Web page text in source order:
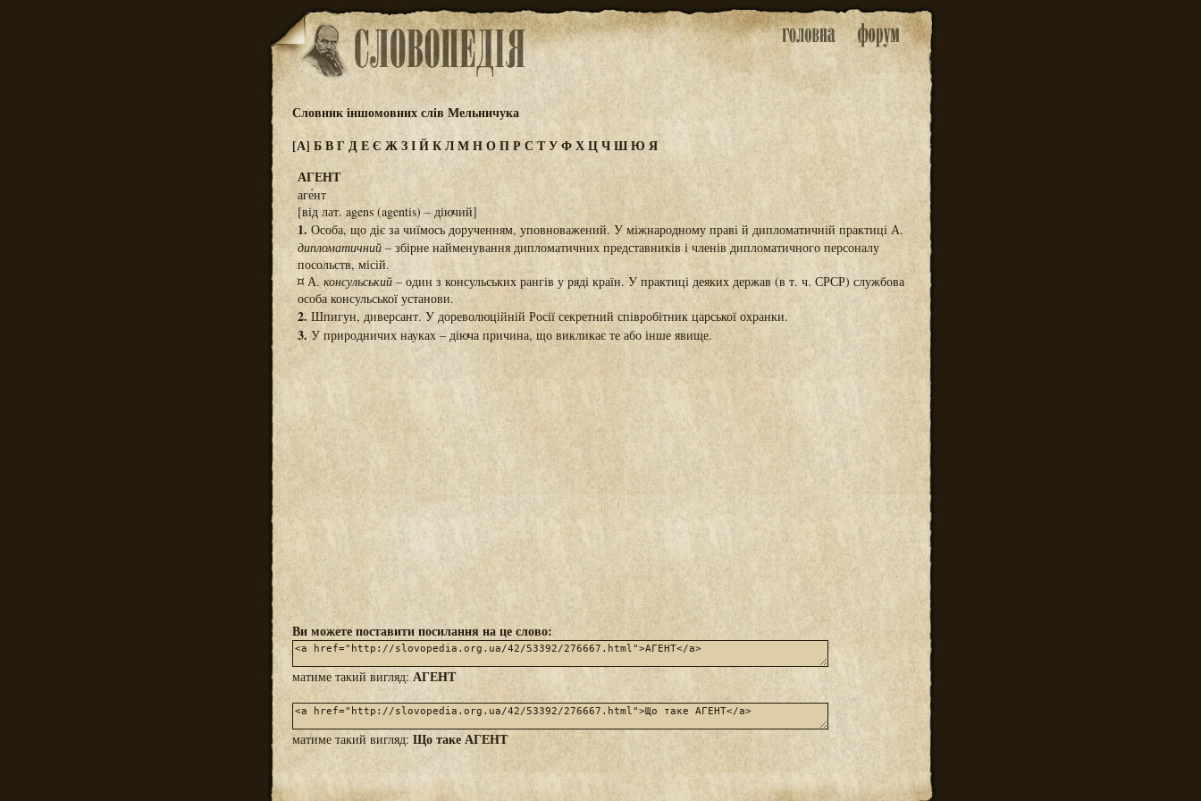
Словник іншомовних слів Мельничука
[А] БВГ ДЕЄ ЖЗІЙКЛМНОПРСТУФХЦЧШЮ Я
АГЕНТ
аге́нт
[від лат. agens (agentis) – діючий]
1. Особа, що діє за чиїмось дорученням, уповноважений. У міжнародному праві й дипломатичній практиці А.
дипломатичний– збірне найменування дипломатичних представників і членів дипломатичного персоналу
посольств, місій.
¤ А. консульський – один з консульських рангів у ряді країн. У практиці деяких держав (в т. ч. СРСР) службова
особа консульської установи.
2. Шпигун, диверсант. У дореволюційній Росії секретний співробітник царської охранки.
3. У природничих науках – діюча причина, що викликає те або інше явище.
Ви можете поставити посилання на це слово:
матиме такий вигляд:АГЕНТ
матиме такий вигляд: Що таке АГЕНТ